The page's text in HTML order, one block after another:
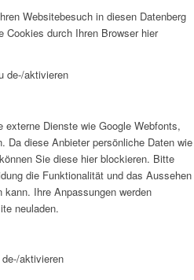
Websitebesuch in diesen Datenberg
durch Ihren Browser hier
de-/aktivieren
Dienste wie Google Webfonts,
Da diese Anbieter persönliche Daten wie
Sie diese hier blockieren. Bitte
die Funktionalität und das Aussehen
Ihre Anpassungen werden
neuladen.
aktivieren